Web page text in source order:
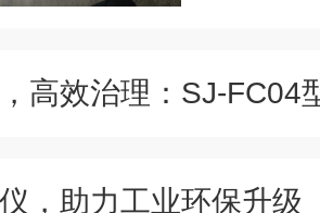
，助力工业环保升级